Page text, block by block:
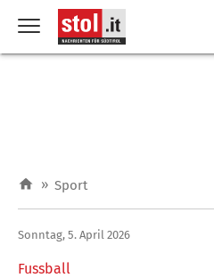
» Sport
Fussball
Sonntag, 5. April 2026